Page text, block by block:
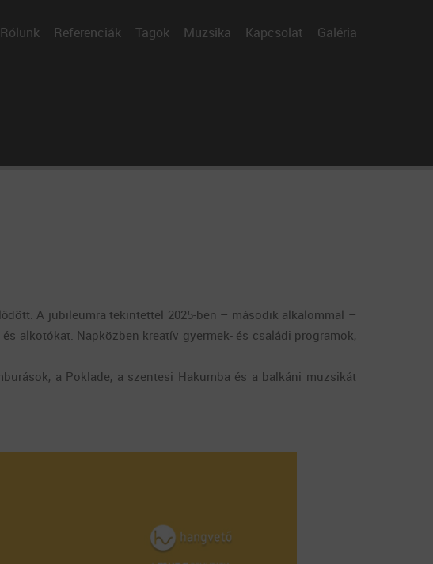
Rólunk Referenciák Tagok Muzsika Kapcsolat Galéria
A jubileumra tekintettel 2025-ben – második alkalommal –
alkotókat. Napközben kreatív gyermek- és családi programok,
a Poklade, a szentesi Hakumba és a balkáni muzsikát